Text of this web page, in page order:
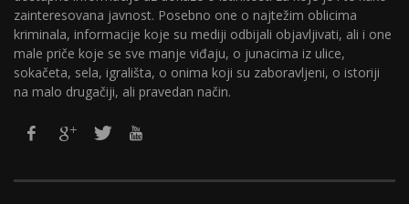
zainteresovana javnost. Posebno one o najtežim oblicima
kriminala, informacije koje su mediji odbijali objavljivati, ali i one
male priče koje se sve manje viđaju, o junacima iz ulice,
sokačeta, sela, igrališta, o onima koji su zaboravljeni, o istoriji
na malo drugačiji, ali pravedan način.